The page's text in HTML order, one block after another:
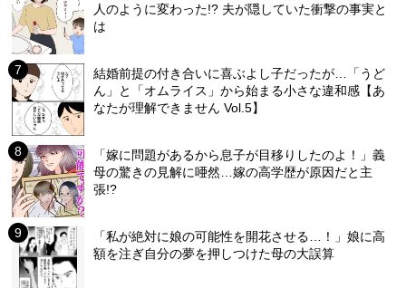
人のように変わった!? 夫が隠していた衝撃の事実と
は
結婚前提の付き合いに喜ぶよし子だったが…「うど
ん」と「オムライス」から始まる小さな違和感【あ
なたが理解できません Vol.5】
「嫁に問題があるから息子が目移りしたのよ！」義
母の驚きの見解に唖然…嫁の高学歴が原因だと主
張!?
「私が絶対に娘の可能性を開花させる…！」娘に高
額を注ぎ自分の夢を押しつけた母の大誤算